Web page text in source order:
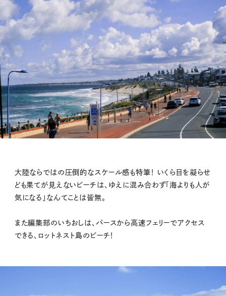
大陸ならではの圧倒的なスケール感も特筆！ いくら目を凝らせ
ども果てが見えないビーチは、ゆえに混み合わず「海よりも人が
気になる」なんてことは皆無。
また編集部のいちおしは、パースから高速フェリーでアクセス
できる、ロットネスト島のビーチ！